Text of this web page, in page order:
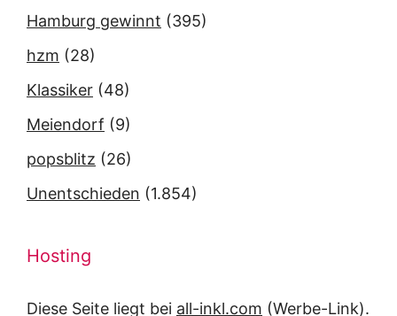
Hamburg gewinnt (395)
hzm (28)
Klassiker (48)
Meiendorf (9)
popsblitz (26)
Unentschieden (1.854)
Hosting
Diese Seite liegt bei all-inkl.com (Werbe-Link).